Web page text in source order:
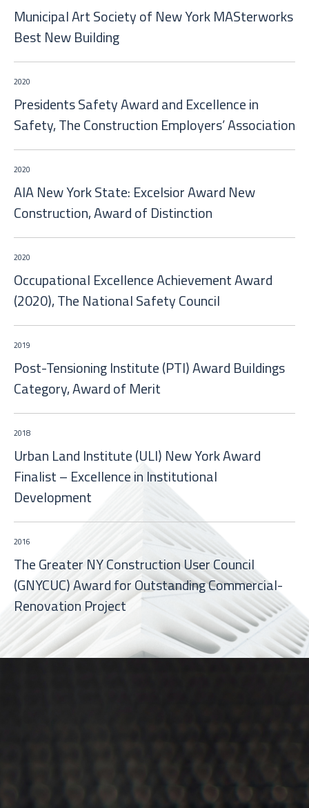
Municipal Art Society of New York MASterworks
Best New Building
2020
Presidents Safety Award and Excellence in
Safety, The Construction Employers’ Association
2020
AIA New York State: Excelsior Award New
Construction, Award of Distinction
2020
Occupational Excellence Achievement Award
(2020), The National Safety Council
2019
Post-Tensioning Institute (PTI) Award Buildings
Category, Award of Merit
2018
Urban Land Institute (ULI) New York Award
Finalist – Excellence in Institutional
Development
2016
The Greater NY Construction User Council
(GNYCUC) Award for Outstanding Commercial-
Renovation Project